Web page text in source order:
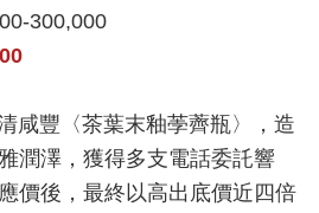
300,000
咸豐〈茶葉末釉荸薺瓶〉，造
潤澤，獲得多支電話委託響
價後，最終以高出底價近四倍